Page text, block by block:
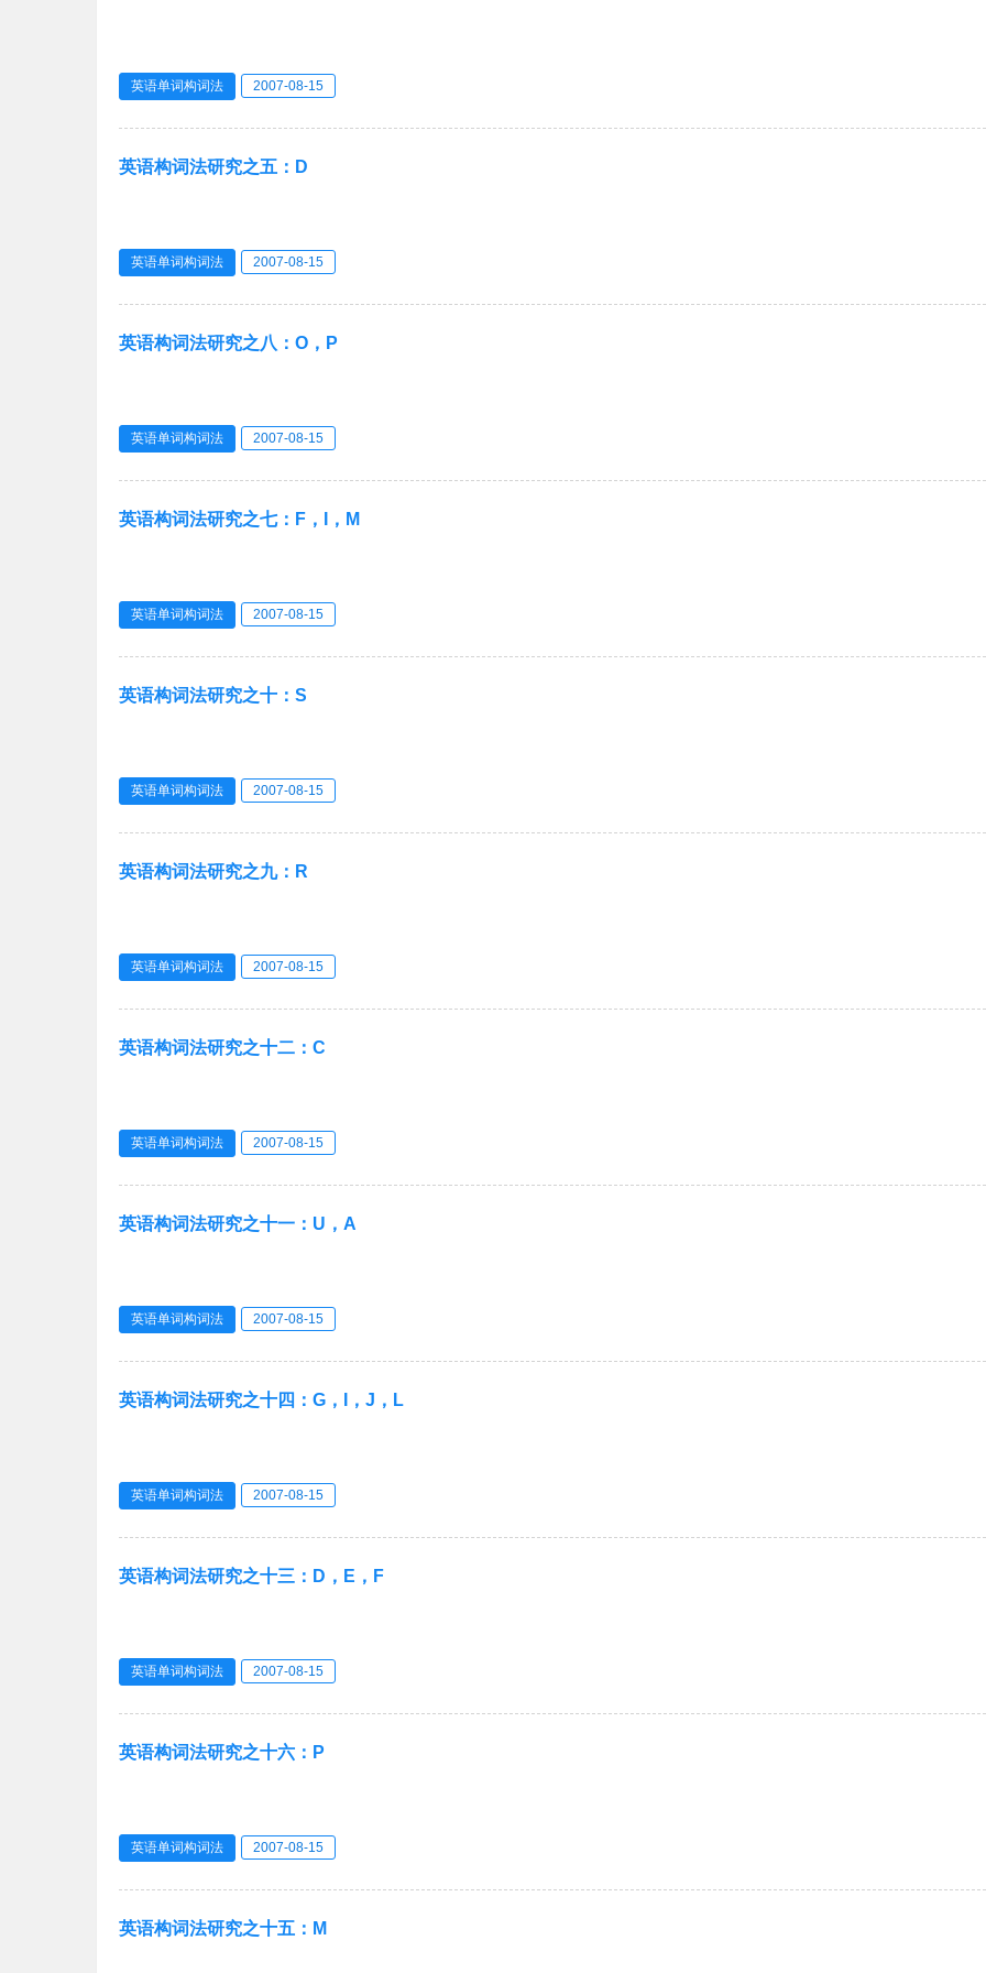
英语单词构词法 2007-08-15
英语构词法研究之五：D
英语单词构词法 2007-08-15
英语构词法研究之八：O，P
英语单词构词法 2007-08-15
英语构词法研究之七：F，I，M
英语单词构词法 2007-08-15
英语构词法研究之十：S
英语单词构词法 2007-08-15
英语构词法研究之九：R
英语单词构词法 2007-08-15
英语构词法研究之十二：C
英语单词构词法 2007-08-15
英语构词法研究之十一：U，A
英语单词构词法 2007-08-15
英语构词法研究之十四：G，I，J，L
英语单词构词法 2007-08-15
英语构词法研究之十三：D，E，F
英语单词构词法 2007-08-15
英语构词法研究之十六：P
英语单词构词法 2007-08-15
英语构词法研究之十五：M